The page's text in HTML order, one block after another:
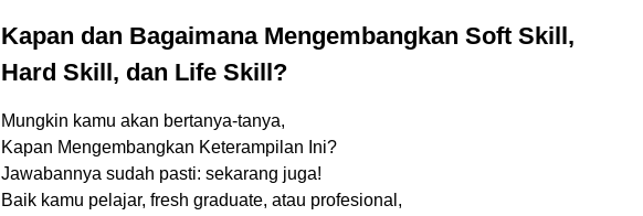
Kapan dan Bagaimana Mengembangkan Soft Skill,
Hard Skill, dan Life Skill?
Mungkin kamu akan bertanya-tanya,
Kapan Mengembangkan Keterampilan Ini?
Jawabannya sudah pasti: sekarang juga!
Baik kamu pelajar, fresh graduate, atau profesional,